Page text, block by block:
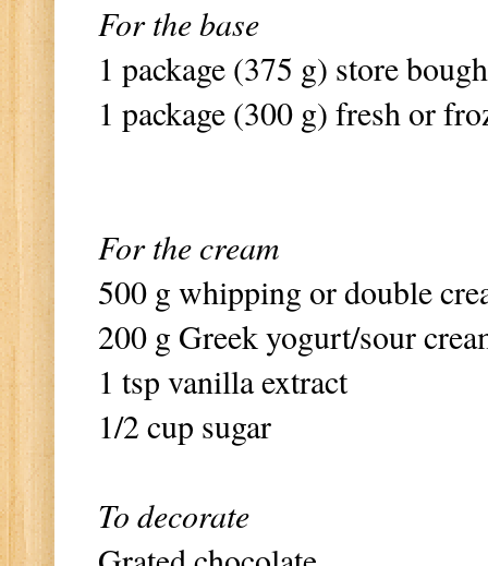
For the base
1 package (375 g) store
1 package (300 g) fresh or
For the cream
500 g whipping or double
200 g Greek yogurt/sour
1 tsp vanilla extract
1/2 cup sugar
To decorate